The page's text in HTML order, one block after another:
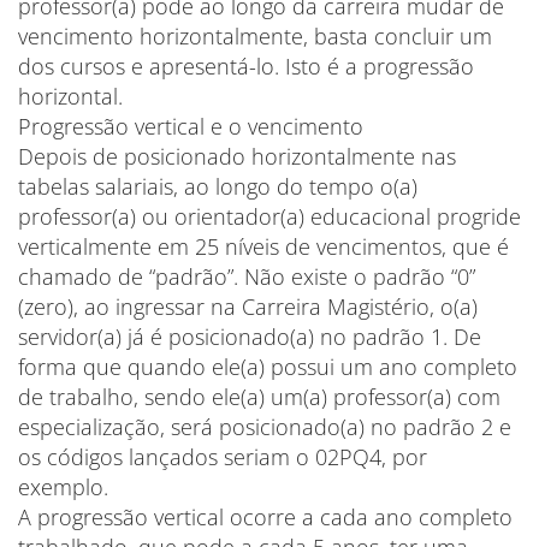
professor(a) pode ao longo da carreira mudar de
vencimento horizontalmente, basta concluir um
dos cursos e apresentá-lo. Isto é a progressão
horizontal.
Progressão vertical e o vencimento
Depois de posicionado horizontalmente nas
tabelas salariais, ao longo do tempo o(a)
professor(a) ou orientador(a) educacional progride
verticalmente em 25 níveis de vencimentos, que é
chamado de “padrão”. Não existe o padrão “0”
(zero), ao ingressar na Carreira Magistério, o(a)
servidor(a) já é posicionado(a) no padrão 1. De
forma que quando ele(a) possui um ano completo
de trabalho, sendo ele(a) um(a) professor(a) com
especialização, será posicionado(a) no padrão 2 e
os códigos lançados seriam o 02PQ4, por
exemplo.
A progressão vertical ocorre a cada ano completo